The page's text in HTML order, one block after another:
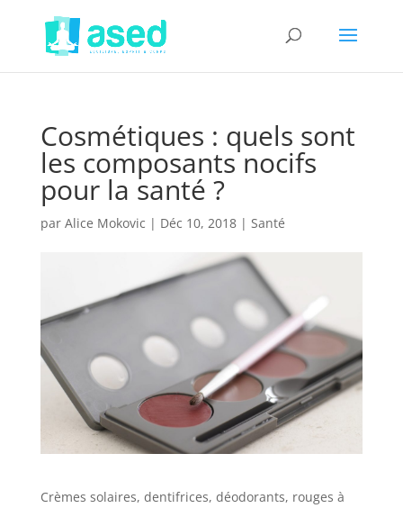
Cosmétiques : quels sont
les composants nocifs
pour la santé ?
par Alice Mokovic | Déc 10, 2018| Santé
Crèmes solaires, dentifrices, déodorants, rouges à